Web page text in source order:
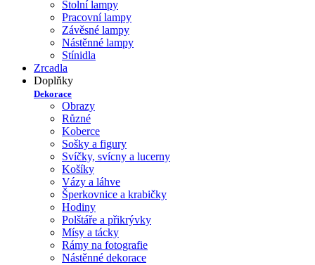
Stolní lampy
Pracovní lampy
Závěsné lampy
Nástěnné lampy
Stínidla
Zrcadla
Doplňky
Dekorace
Obrazy
Různé
Koberce
Sošky a figury
Svíčky, svícny a lucerny
Košíky
Vázy a láhve
Šperkovnice a krabičky
Hodiny
Polštáře a přikrývky
Mísy a tácky
Rámy na fotografie
Nástěnné dekorace